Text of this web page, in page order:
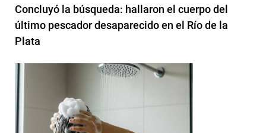
Concluyó la búsqueda: hallaron el cuerpo del
último pescador desaparecido en el Río de la
Plata